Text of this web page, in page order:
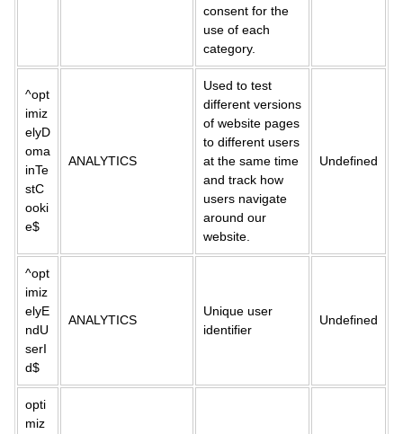
consent for the
use of each
category.
^opt
imiz
elyD
oma
inTe
stC
ooki
e$
ANALYTICS
Used to test
different versions
of website pages
to different users
at the same time
and track how
users navigate
around our
website.
Undefined
^opt
imiz
elyE
ndU
serI
d$
ANALYTICS
Unique user
identifier
Undefined
opti
miz